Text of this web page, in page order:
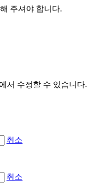
주셔야 합니다.
서 수정할 수 있습니다.
취소
취소